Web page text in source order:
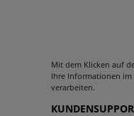
Mit dem Klicken auf
Ihre Informationen im
verarbeiten.